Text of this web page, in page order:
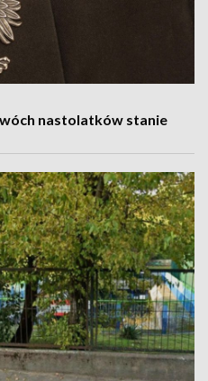
nastolatków stanie